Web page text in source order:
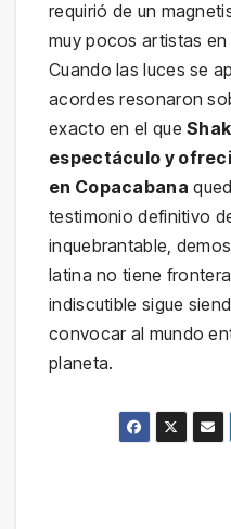
requirió de un
muy pocos artistas
Cuando las luces se
acordes resonaron
exacto en el que
espectáculo y
en Copacabana
testimonio definitivo
inquebrantable,
latina no tiene
indiscutible sigue
convocar al mundo
planeta.